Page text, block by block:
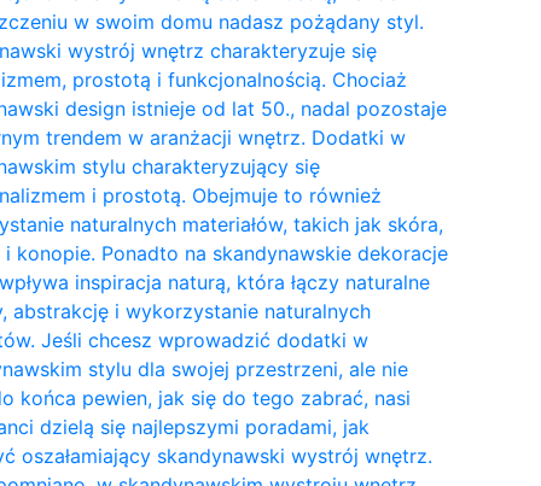
w swoim domu nadasz pożądany styl.
wystrój wnętrz charakteryzuje się
prostotą i funkcjonalnością. Chociaż
design istnieje od lat 50., nadal pozostaje
trendem w aranżacji wnętrz. Dodatki w
stylu charakteryzujący się
i prostotą. Obejmuje to również
naturalnych materiałów, takich jak skóra,
konopie. Ponadto na skandynawskie dekoracje
inspiracja naturą, która łączy naturalne
abstrakcję i wykorzystanie naturalnych
Jeśli chcesz wprowadzić dodatki w
stylu dla swojej przestrzeni, ale nie
końca pewien, jak się do tego zabrać, nasi
dzielą się najlepszymi poradami, jak
oszałamiający skandynawski wystrój wnętrz.